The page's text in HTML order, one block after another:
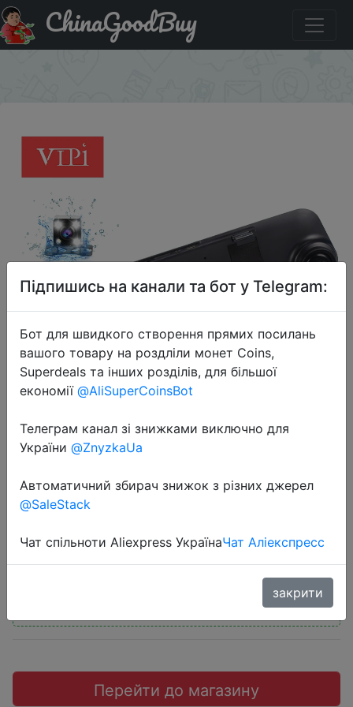
Промокод на знижку $5/5 Dash cam зеркало камера
заднего вида dual dash cam
ChinaGoodBuy
2019-04-26
вида dual dash cam
$16.94
Перейти до магазину
Підпишись на канали та бот у Telegram:
Бот для швидкого створення прямих посилань
вашого товару на роздліли монет Coins,
Superdeals та інших розділів, для більшої
економії @AliSuperCoinsBot
Телеграм канал зі знижками виключно для
України @ZnyzkaUa
Автоматичний збирач знижок з різних джерел
@SaleStack
Чат спільноти Aliexpress УкраїнаЧат Аліекспресс
закрити